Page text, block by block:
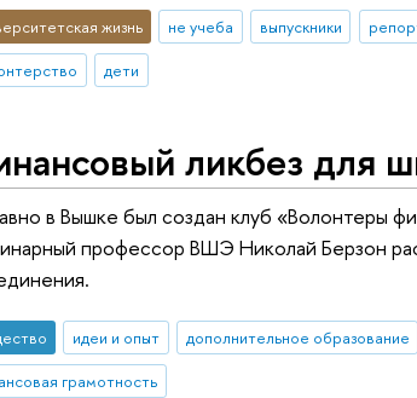
жизнь не учеба выпускники
дети
ликбез для
в Вышке был создан клуб «Волонтеры
профессор ВШЭ Николай Берзон
идеи и опыт дополнительное образование
грамотность